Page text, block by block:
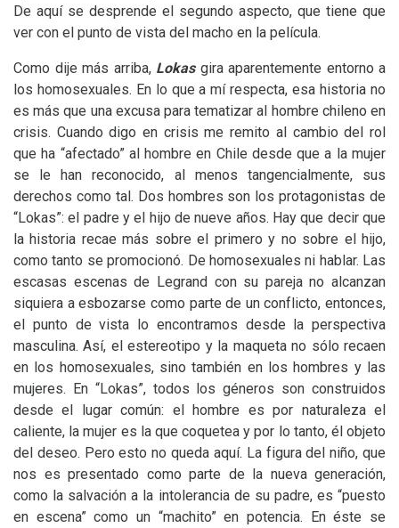
De aquí se desprende el segundo aspecto, que tiene que
ver con el punto de vista del macho en la película.
Como dije más arriba, Lokasgira aparentemente entorno a
los homosexuales. En lo que a mí respecta, esa historia no
es más que una excusa para tematizar al hombre chileno en
crisis. Cuando digo en crisis me remito al cambio del rol
que ha “afectado” al hombre en Chile desde que a la mujer
se le han reconocido, al menos tangencialmente, sus
derechos como tal. Dos hombres son los protagonistas de
“Lokas”: el padre y el hijo de nueve años. Hay que decir que
la historia recae más sobre el primero y no sobre el hijo,
como tanto se promocionó. De homosexuales ni hablar. Las
escasas escenas de Legrand con su pareja no alcanzan
siquiera a esbozarse como parte de un conflicto, entonces,
el punto de vista lo encontramos desde la perspectiva
masculina. Así, el estereotipo y la maqueta no sólo recaen
en los homosexuales, sino también en los hombres y las
mujeres. En “Lokas”, todos los géneros son construidos
desde el lugar común: el hombre es por naturaleza el
caliente, la mujer es la que coquetea y por lo tanto, él objeto
del deseo. Pero esto no queda aquí. La figura del niño, que
nos es presentado como parte de la nueva generación,
como la salvación a la intolerancia de su padre, es “puesto
en escena” como un “machito” en potencia. En éste se